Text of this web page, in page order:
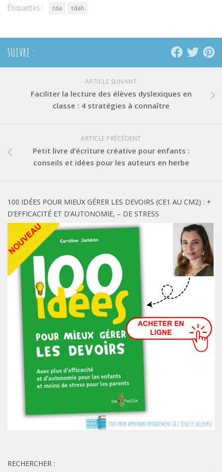
Étiquettes : tda tdah
SUIVRE :
ARTICLE SUIVANT
Faciliter la lecture des élèves dyslexiques en
classe : 4 stratégies à connaître
ARTICLE PRÉCÉDENT
Petit livre d’écriture créative pour enfants :
conseils et idées pour les auteurs en herbe
100 IDÉES POUR MIEUX GÉRER LES DEVOIRS (CE1 AU CM2) : +
D’EFFICACITÉ ET D’AUTONOMIE, – DE STRESS
RECHERCHER :